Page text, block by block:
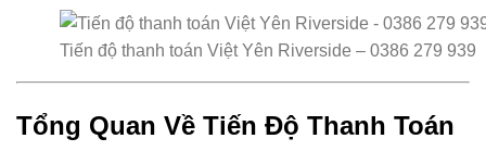
Tiến độ thanh toán Việt Yên Riverside – 0386 279 939
Tổng Quan Về Tiến Độ Thanh Toán